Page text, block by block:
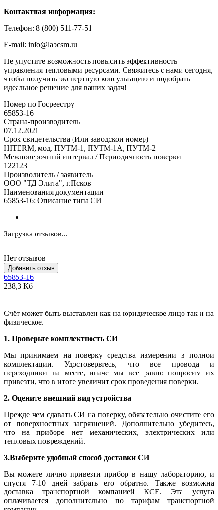
Контактная информация:
Телефон: 8 (800) 511-77-51
E-mail: info@labcsm.ru
Не упустите возможность повысить эффективность
управления тепловыми ресурсами. Свяжитесь с нами сегодня,
чтобы получить экспертную консультацию и подобрать
идеальное решение для ваших задач!
Номер по Госреестру
65853-16
Страна-производитель
07.12.2021
Срок свидетельства (Или заводской номер)
HITERM, мод. ПУТМ-1, ПУТМ-1А, ПУТМ-2
Межповерочный интервал / Периодичность поверки
122123
Производитель / заявитель
ООО "ТД Элита", г.Псков
Наименования документации
65853-16: Описание типа СИ
Загрузка отзывов...
Нет отзывов
Добавить отзыв
65853-16
238,3 Кб
Счёт может быть выставлен как на юридическое лицо так и на
физическое.
1. Проверьте комплектность СИ
Мы принимаем на поверку средства измерений в полной
комплектации. Удостоверьтесь, что все провода и
переходники на месте, иначе мы все равно попросим их
привезти, что в итоге увеличит срок проведения поверки.
2. Оцените внешний вид устройства
Прежде чем сдавать СИ на поверку, обязательно очистите его
от поверхностных загрязнений. Дополнительно убедитесь,
что на приборе нет механических, электрических или
тепловых повреждений.
3.Выберите удобный способ доставки СИ
Вы можете лично привезти прибор в нашу лабораторию, и
спустя 7-10 дней забрать его обратно. Также возможна
доставка транспортной компанией КСЕ. Эта услуга
оплачивается дополнительно по тарифам транспортной